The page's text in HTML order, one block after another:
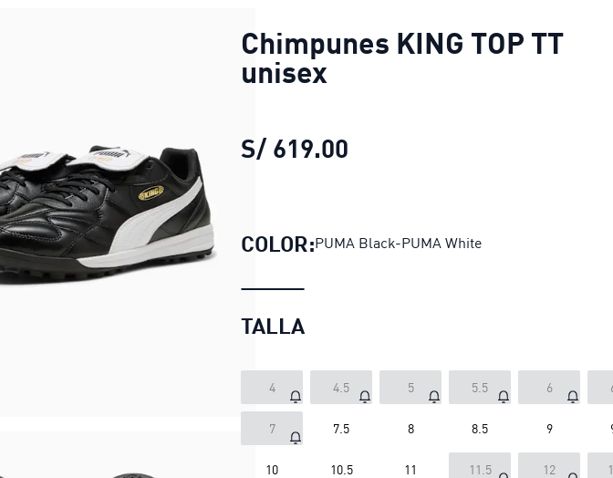
Chimpunes KING TOP TT
unisex
S/ 619.00
COLOR:PUMA Black-PUMA White
TALLA
4 4.5 5 5.5 6
7 7.5 8 8.5 9
10 10.5 11 11.5 12